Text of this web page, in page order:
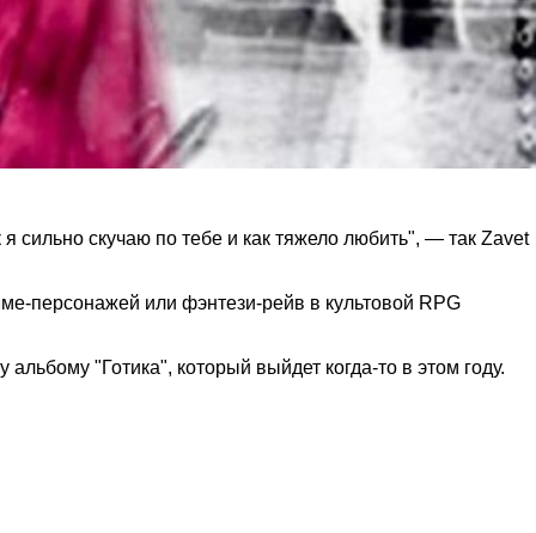
сильно скучаю по тебе и как тяжело любить", — так Zavet
персонажей или фэнтези-рейв в культовой RPG
"Готика", который выйдет когда-то в этом году.